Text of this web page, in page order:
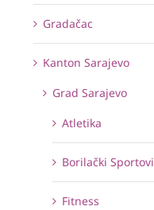
Gradačac
Kanton Sarajevo
Grad Sarajevo
Atletika
Borilački Sportovi
Fitness